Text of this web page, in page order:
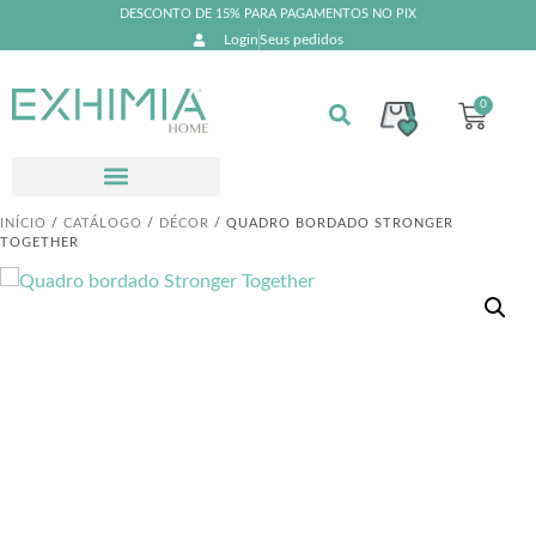
DESCONTO DE 15% PARA PAGAMENTOS NO PIX
LoginSeus pedidos
0
INÍCIO / CATÁLOGO / DÉCOR
/ QUADRO BORDADO STRONGER
TOGETHER